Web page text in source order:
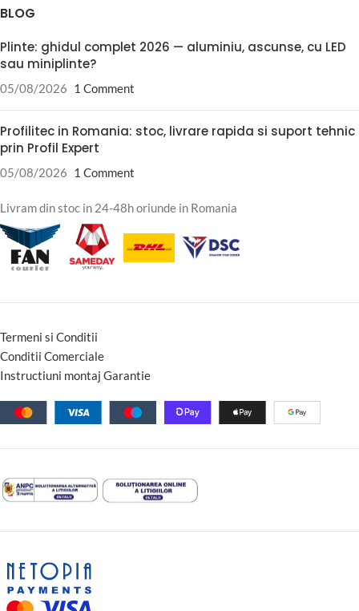
BLOG
Plinte: ghidul complet 2026 — aluminiu, ascunse, cu LED
sau miniplinte?
05/08/2026 1 Comment
Profilitec in Romania: stoc, livrare rapida si suport tehnic
prin Profil Expert
05/08/2026 1 Comment
Livram din stoc in 24-48h oriunde in Romania
Termeni si Conditii
Conditii Comerciale
Instructiuni montaj Garantie